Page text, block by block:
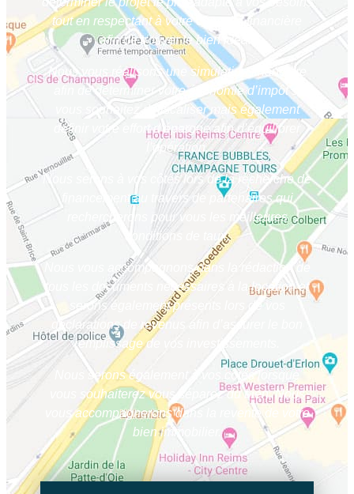
tout en respectant à votre capacité financière
afin de trouver le bien idéal.
Nous vous réalisons une simulation financière
afin de déterminer votre économie d’impôt si
vous souhaitez défiscaliser mais également
définir votre effort d’épargne afin d’équilibrer
l’opération.
Nous serons à vos côtés lors de la recherche de
financement au travers de partenaires qui
rechercherons pour vous les meilleures
conditions de taux.
Nous vous accompagnons dans la rédaction de
tous les documents nécessaires à la location et
serons également présents lors de vos
déclarations de revenus afin d’assurer le bon
remplissage de vos investissements.
Nous serons également à vos côtés lorsque
vous souhaiterez vous séparez du bien. Nous
vous accompagnerons dans la revente de votre
bien immobilier.